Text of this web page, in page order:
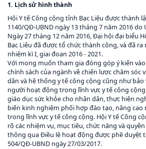
1. Lịch sử hình thành
Hội Y tế Công cộng tỉnh Bạc Liệu được thành
1140/QĐ-UBND ngày 13 tháng 7 năm 2016 do
Ngày 27 tháng 12 năm 2016, Đại hội đại biểu
Bạc Liêu đã được tổ chức thành công, và đã ra
nhiệm kì I, giai đoạn 2016 - 2021.
Với mong muốn tham gia đóng góp ý kiến
chính sách của ngành về chiến lược chăm sóc
dân và hệ thống y tế công cộng cũng như bảo
người hoạt động trong lĩnh vực y tế công
giáo dục sức khỏe cho nhân dân, thực hiện
biến kinh nghiệm phối hợp đào tạo, nâng cao
trong lĩnh vực y tế công cộng. Hội Y tế Công
rõ các nhiệm vụ, mục tiêu, chức năng và
thông qua Điều lệ hoạt động được phê duyệt
504/QĐ-UBND ngày 27/03/2017.